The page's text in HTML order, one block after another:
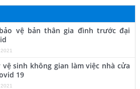
vệ bản thân gia đình trước đại
vệ sinh không gian làm việc nhà cửa
19